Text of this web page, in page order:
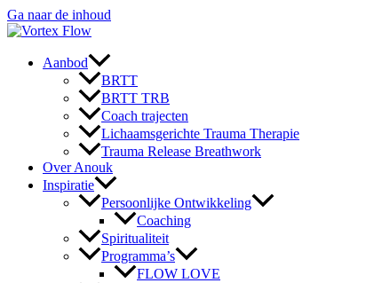
Ga naar de inhoud
Aanbod
BRTT
BRTT TRB
Coach trajecten
Lichaamsgerichte Trauma Therapie
Trauma Release Breathwork
Over Anouk
Inspiratie
Persoonlijke Ontwikkeling
Coaching
Spiritualiteit
Programma’s
FLOW LOVE